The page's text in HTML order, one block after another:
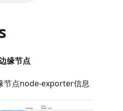
缘节点
节点node-exporter信息